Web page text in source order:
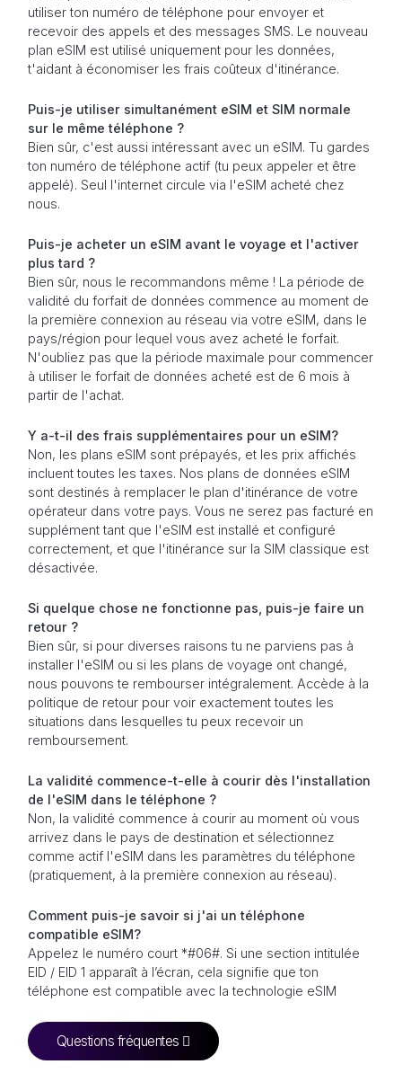
utiliser ton numéro de téléphone pour envoyer et
recevoir des appels et des messages SMS. Le nouveau
plan eSIM est utilisé uniquement pour les données,
t'aidant à économiser les frais coûteux d'itinérance.
Puis-je utiliser simultanément eSIM et SIM normale
sur le même téléphone ?
Bien sûr, c'est aussi intéressant avec un eSIM. Tu gardes
ton numéro de téléphone actif (tu peux appeler et être
appelé). Seul l'internet circule via l'eSIM acheté chez
nous.
Puis-je acheter un eSIM avant le voyage et l'activer
plus tard ?
Bien sûr, nous le recommandons même ! La période de
validité du forfait de données commence au moment de
la première connexion au réseau via votre eSIM, dans le
pays/région pour lequel vous avez acheté le forfait.
N'oubliez pas que la période maximale pour commencer
à utiliser le forfait de données acheté est de 6 mois à
partir de l'achat.
Y a-t-il des frais supplémentaires pour un eSIM?
Non, les plans eSIM sont prépayés, et les prix affichés
incluent toutes les taxes. Nos plans de données eSIM
sont destinés à remplacer le plan d'itinérance de votre
opérateur dans votre pays. Vous ne serez pas facturé en
supplément tant que l'eSIM est installé et configuré
correctement, et que l'itinérance sur la SIM classique est
désactivée.
Si quelque chose ne fonctionne pas, puis-je faire un
retour ?
Bien sûr, si pour diverses raisons tu ne parviens pas à
installer l'eSIM ou si les plans de voyage ont changé,
nous pouvons te rembourser intégralement. Accède à la
politique de retour pour voir exactement toutes les
situations dans lesquelles tu peux recevoir un
remboursement.
La validité commence-t-elle à courir dès l'installation
de l'eSIM dans le téléphone ?
Non, la validité commence à courir au moment où vous
arrivez dans le pays de destination et sélectionnez
comme actif l'eSIM dans les paramètres du téléphone
(pratiquement, à la première connexion au réseau).
Comment puis-je savoir si j'ai un téléphone
compatible eSIM?
Appelez le numéro court *#06#. Si une section intitulée
EID / EID 1 apparaît à l’écran, cela signifie que ton
téléphone est compatible avec la technologie eSIM
Questions fréquentes